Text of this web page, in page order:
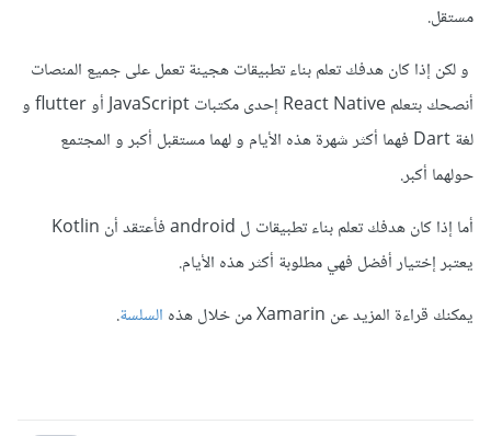
مستقل.
و لكن إذا كان هدفك تعلم بناء تطبيقات هجينة تعمل على جميع المنصات
أنصحك بتعلم React Native إحدى مكتبات JavaScript أو flutter و
لغة Dart فهما أكثر شهرة هذه الأيام و لهما مستقبل أكبر و المجتمع
حولهما أكبر.
أما إذا كان هدفك تعلم بناء تطبيقات ل android فأعتقد أن Kotlin
يعتبر إختيار أفضل فهي مطلوبة أكثر هذه الأيام.
يمكنك قراءة المزيد عن Xamarin من خلال هذه
السلسة.